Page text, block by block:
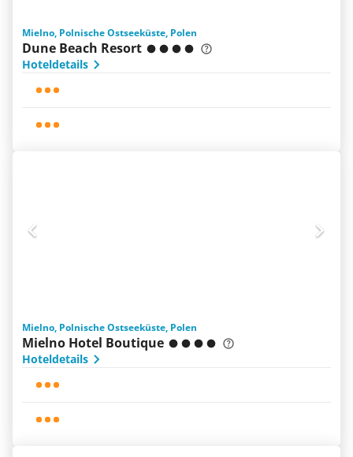
Mielno, Polnische Ostseeküste, Polen
Dune Beach Resort
Hoteldetails
Mielno, Polnische Ostseeküste, Polen
Mielno Hotel Boutique
Hoteldetails